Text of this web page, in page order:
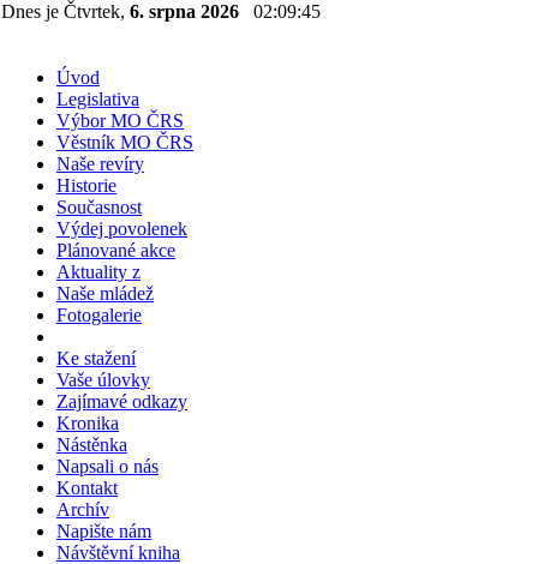
Dnes je Čtvrtek, 6. srpna 2026 02:09:45
Úvod
Legislativa
Výbor MO ČRS
Věstník MO ČRS
Naše revíry
Historie
Současnost
Výdej povolenek
Plánované akce
Aktuality z
Naše mládež
Fotogalerie
Ke stažení
Vaše úlovky
Zajímavé odkazy
Kronika
Nástěnka
Napsali o nás
Kontakt
Archív
Napište nám
Návštěvní kniha